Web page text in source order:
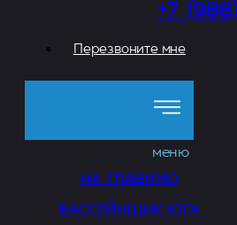
+7
Перезвоните мне
меню
НА ГЛАВНУЮ
БАССЕЙНЩИК ЮГА